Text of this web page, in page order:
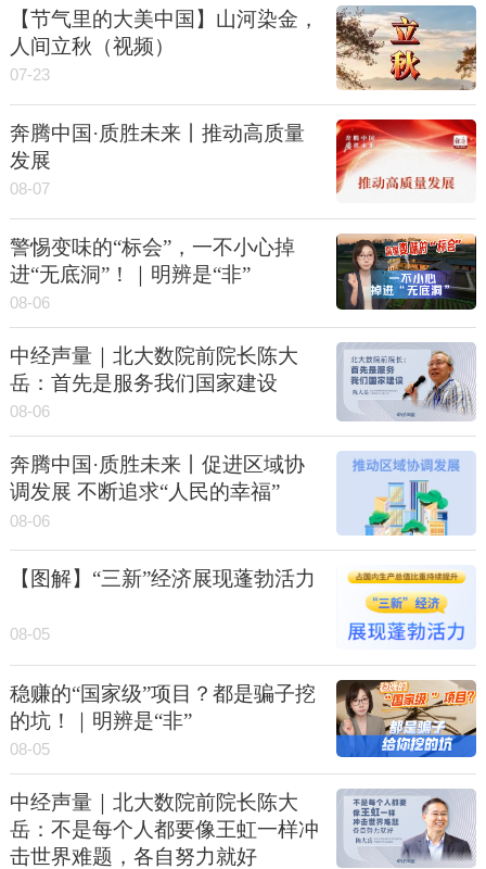
【节气里的大美中国】山河染金，
人间立秋（视频）
07-23
奔腾中国·质胜未来丨推动高质量
发展
08-07
警惕变味的“标会”，一不小心掉
进“无底洞”！｜明辨是“非”
08-06
中经声量｜北大数院前院长陈大
岳：首先是服务我们国家建设
08-06
奔腾中国·质胜未来丨促进区域协
调发展 不断追求“人民的幸福”
08-06
【图解】“三新”经济展现蓬勃活力
08-05
稳赚的“国家级”项目？都是骗子挖
的坑！｜明辨是“非”
08-05
中经声量｜北大数院前院长陈大
岳：不是每个人都要像王虹一样冲
击世界难题，各自努力就好